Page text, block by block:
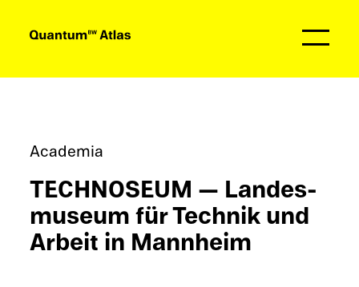
Academia
TECHNO­SEUM — Landes­
mu­seum für Technik und
Arbeit in Mannheim